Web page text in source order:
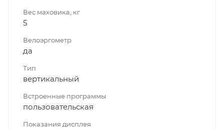
Вес маховика, кг
5
Велоэргометр
да
Тип
вертикальный
Встроенные программы
пользовательская
Показания дисплея